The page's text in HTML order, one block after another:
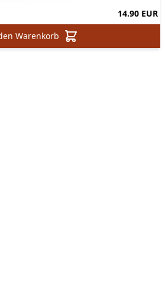
14.90 EUR
Warenkorb